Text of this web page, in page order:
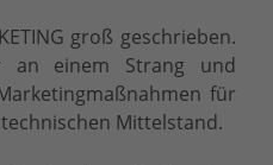
groß geschrieben.
an einem Strang und
für
Mittelstand.